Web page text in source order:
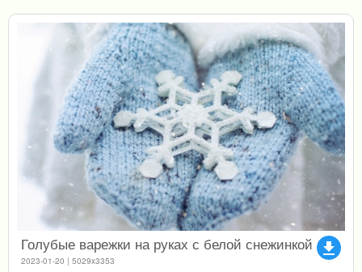
file_download
Голубые варежки на руках с белой снежинкой
2023-01-20 | 5029x3353